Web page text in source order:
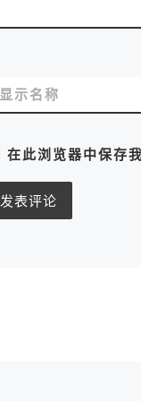
显示名称
在此浏览器中保存